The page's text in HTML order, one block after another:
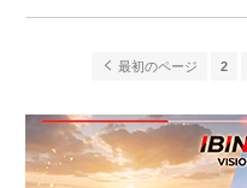
最初のページ 2